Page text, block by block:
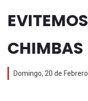
CHIMBAS
Domingo, 20 de